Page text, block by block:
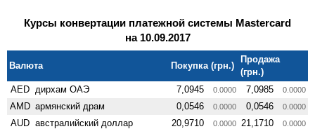
Курсы конвертации платежной системы Mastercard
на 10.09.2017
Валюта Покупка (грн.)
Продажа
(грн.)
AED дирхам ОАЭ 7,0945 0.0000 7,0985 0.0000
AMD армянский драм 0,0546 0.0000 0,0546 0.0000
AUD австралийский доллар 20,9710 0.0000 21,1710 0.0000